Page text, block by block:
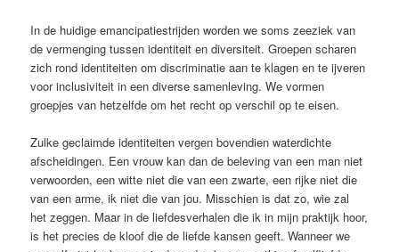
In de huidige emancipatiestrijden worden we soms zeeziek van
de vermenging tussen identiteit en diversiteit. Groepen scharen
zich rond identiteiten om discriminatie aan te klagen en te ijveren
voor inclusiviteit in een diverse samenleving. We vormen
groepjes van hetzelfde om het recht op verschil op te eisen.
Zulke ­geclaimde identiteiten vergen bovendien waterdichte
afscheidingen. Een vrouw kan dan de beleving van een man niet
verwoorden, een witte niet die van een zwarte, een rijke niet die
van een arme, ik niet die van jou. Misschien is dat zo, wie zal
het zeggen. Maar in de liefdesverhalen die ik in mijn praktijk hoor,
is het ­precies de kloof die de liefde kansen geeft. Wanneer we